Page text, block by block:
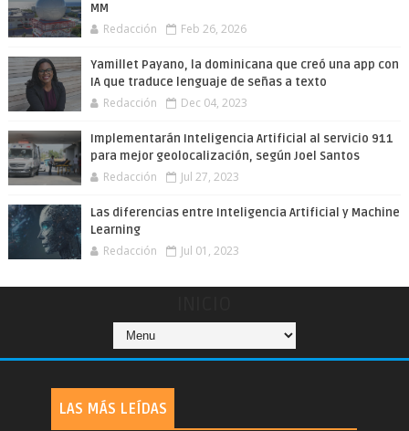
MM
Redacción Feb 26, 2026
Yamillet Payano, la dominicana que creó una app con
IA que traduce lenguaje de señas a texto
Redacción Dec 04, 2023
Implementarán Inteligencia Artificial al servicio 911
para mejor geolocalización, según Joel Santos
Redacción Jul 27, 2023
Las diferencias entre Inteligencia Artificial y Machine
Learning
Redacción Jul 01, 2023
LAS MÁS LEÍDAS